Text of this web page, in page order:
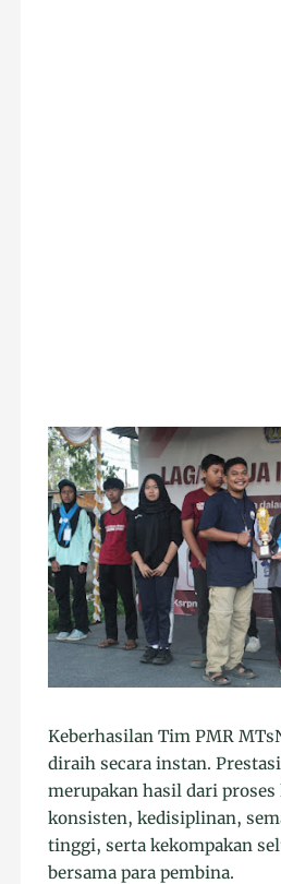
Keberhasilan Tim PMR
diraih secara instan.
merupakan hasil dari
konsisten, kedisiplinan,
tinggi, serta kekompakan
bersama para pembina.